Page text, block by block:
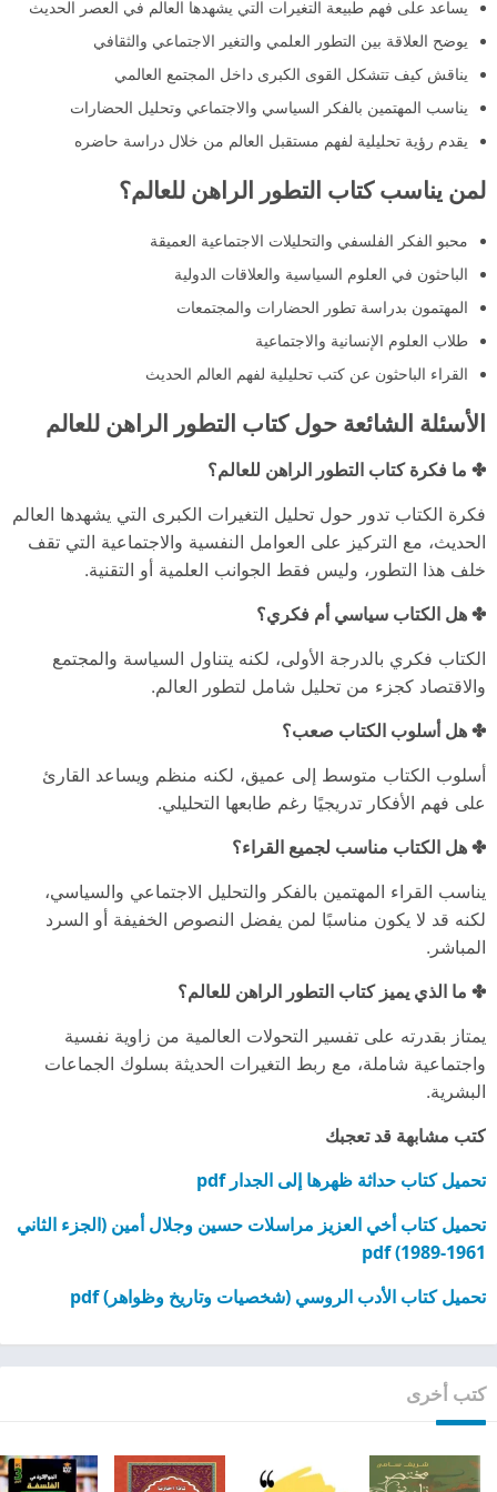
يساعد على فهم طبيعة التغيرات التي يشهدها العالم في العصر الحديث
يوضح العلاقة بين التطور العلمي والتغير الاجتماعي والثقافي
يناقش كيف تتشكل القوى الكبرى داخل المجتمع العالمي
يناسب المهتمين بالفكر السياسي والاجتماعي وتحليل الحضارات
يقدم رؤية تحليلية لفهم مستقبل العالم من خلال دراسة حاضره
لمن يناسب كتاب التطور الراهن للعالم؟
محبو الفكر الفلسفي والتحليلات الاجتماعية العميقة
الباحثون في العلوم السياسية والعلاقات الدولية
المهتمون بدراسة تطور الحضارات والمجتمعات
طلاب العلوم الإنسانية والاجتماعية
القراء الباحثون عن كتب تحليلية لفهم العالم الحديث
الأسئلة الشائعة حول كتاب التطور الراهن للعالم
✤ ما فكرة كتاب التطور الراهن للعالم؟
فكرة الكتاب تدور حول تحليل التغيرات الكبرى التي يشهدها العالم
الحديث، مع التركيز على العوامل النفسية والاجتماعية التي تقف
خلف هذا التطور، وليس فقط الجوانب العلمية أو التقنية.
✤ هل الكتاب سياسي أم فكري؟
الكتاب فكري بالدرجة الأولى، لكنه يتناول السياسة والمجتمع
والاقتصاد كجزء من تحليل شامل لتطور العالم.
✤ هل أسلوب الكتاب صعب؟
أسلوب الكتاب متوسط إلى عميق، لكنه منظم ويساعد القارئ
على فهم الأفكار تدريجيًا رغم طابعها التحليلي.
✤ هل الكتاب مناسب لجميع القراء؟
يناسب القراء المهتمين بالفكر والتحليل الاجتماعي والسياسي،
لكنه قد لا يكون مناسبًا لمن يفضل النصوص الخفيفة أو السرد
المباشر.
✤ ما الذي يميز كتاب التطور الراهن للعالم؟
يمتاز بقدرته على تفسير التحولات العالمية من زاوية نفسية
واجتماعية شاملة، مع ربط التغيرات الحديثة بسلوك الجماعات
البشرية.
كتب مشابهة قد تعجبك
تحميل كتاب حداثة ظهرها إلى الجدار pdf
تحميل كتاب أخي العزيز مراسلات حسين وجلال أمين (الجزء الثاني
1961-1989) pdf
تحميل كتاب الأدب الروسي (شخصيات وتاريخ وظواهر) pdf
كتب أخرى